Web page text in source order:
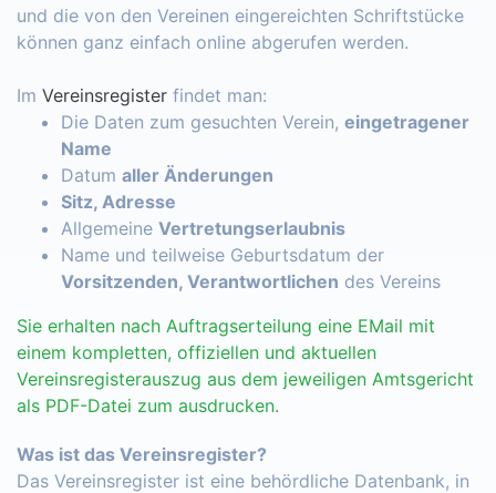
und die von den Vereinen eingereichten Schriftstücke
können ganz einfach online abgerufen werden.
Im Vereinsregister findet man:
Die Daten zum gesuchten Verein, eingetragener
Name
Datum aller Änderungen
Sitz, Adresse
Allgemeine Vertretungserlaubnis
Name und teilweise Geburtsdatum der
Vorsitzenden, Verantwortlichen des Vereins
Sie erhalten nach Auftragserteilung eine EMail mit
einem kompletten, offiziellen und aktuellen
Vereinsregisterauszug aus dem jeweiligen Amtsgericht
als PDF-Datei zum ausdrucken.
Was ist das Vereinsregister?
Das Vereinsregister ist eine behördliche Datenbank, in